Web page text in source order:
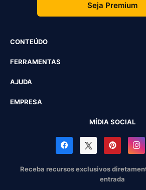
Seja Premium
CONTEÚDO
FERRAMENTAS
AJUDA
EMPRESA
MÍDIA SOCIAL
Receba recursos exclusivos
entrada